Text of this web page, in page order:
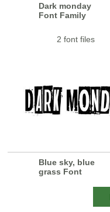
Dark monday
Font Family
2 font files
Blue sky, blue
grass Font